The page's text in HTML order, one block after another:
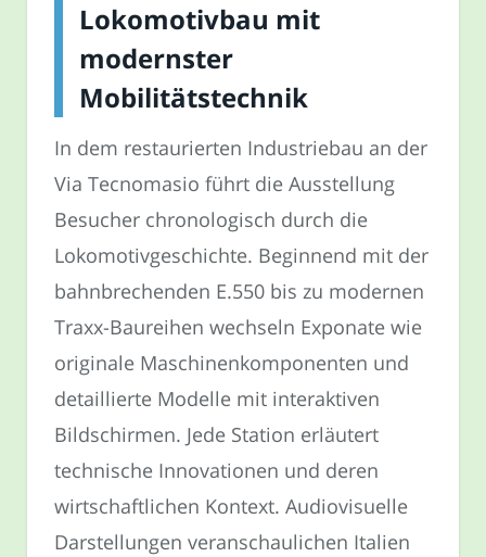
Lokomotivbau mit
modernster
Mobilitätstechnik
In dem restaurierten Industriebau an der
Via Tecnomasio führt die Ausstellung
Besucher chronologisch durch die
Lokomotivgeschichte. Beginnend mit der
bahnbrechenden E.550 bis zu modernen
Traxx-Baureihen wechseln Exponate wie
originale Maschinenkomponenten und
detaillierte Modelle mit interaktiven
Bildschirmen. Jede Station erläutert
technische Innovationen und deren
wirtschaftlichen Kontext. Audiovisuelle
Darstellungen veranschaulichen Italien